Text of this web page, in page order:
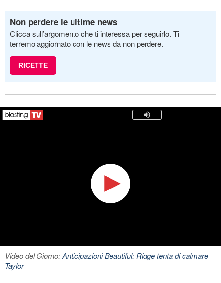
Non perdere le ultime news
Clicca sull’argomento che ti interessa per seguirlo. Ti
terremo aggiornato con le news da non perdere.
RICETTE
Video del Giorno:Anticipazioni Beautiful: Ridge tenta di calmare
Taylor